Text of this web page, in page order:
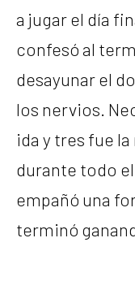
a jugar el día
confesó al
desayunar el
los nervios.
ida y tres fue
durante todo
empañó una
terminó